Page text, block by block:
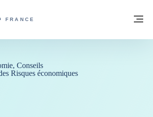
COFACE, FOR TRADE - PAGE
FRANCE
Conseils
Risques économiques